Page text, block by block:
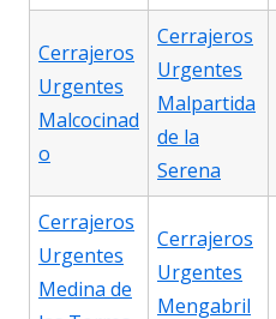
Cerrajeros
Urgentes
Malcocinad
o
Cerrajeros
Urgentes
Malpartida
de la
Serena
Cerrajeros
Urgentes
Medina de
Cerrajeros
Urgentes
Mengabril